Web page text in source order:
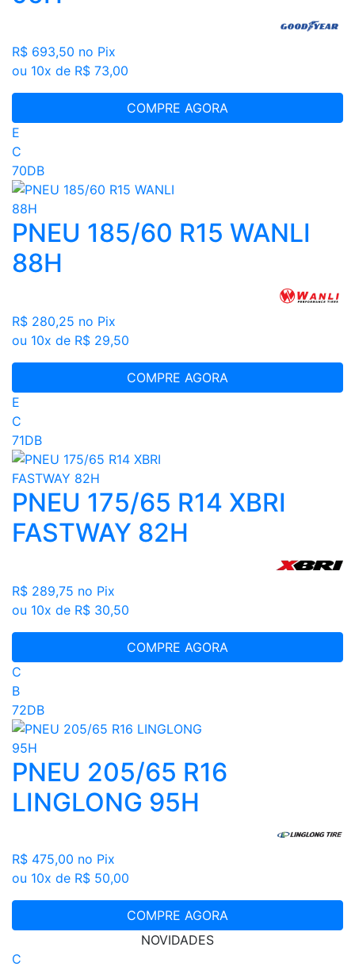
R$ 693,50 no Pix
ou 10x de R$ 73,00
COMPRE AGORA
E
C
70DB
PNEU 185/60 R15 WANLI
88H
R$ 280,25 no Pix
ou 10x de R$ 29,50
COMPRE AGORA
E
C
71DB
PNEU 175/65 R14 XBRI
FASTWAY 82H
R$ 289,75 no Pix
ou 10x de R$ 30,50
COMPRE AGORA
C
B
72DB
PNEU 205/65 R16
LINGLONG 95H
R$ 475,00 no Pix
ou 10x de R$ 50,00
COMPRE AGORA
NOVIDADES
C